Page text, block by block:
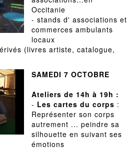
Occitanie
- stands d' associations et
commerces ambulants
locaux
(livres artiste, catalogue,
SAMEDI 7 OCTOBRE
Ateliers de 14h à 19h :
- Les cartes du corps :
Représenter son corps
autrement ... peindre sa
silhouette en suivant ses
émotions